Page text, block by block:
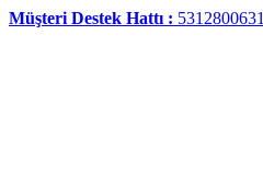
Müşteri Destek Hattı : 5312800631